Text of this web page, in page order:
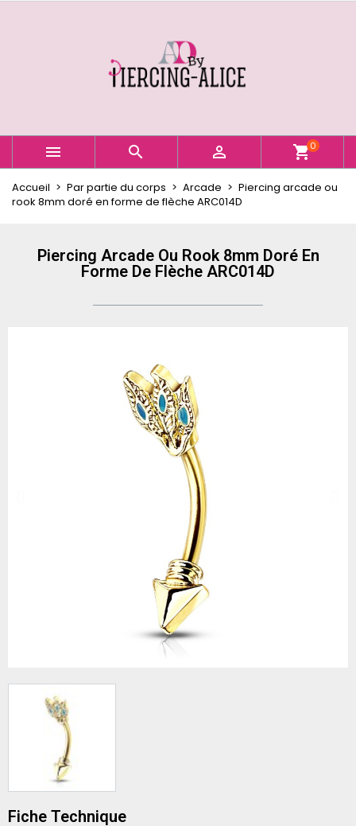
   shopping_cart0
Accueil Par partie du corps Arcade
Piercing arcade ou
rook 8mm doré en forme de flèche ARC014D
Piercing Arcade Ou Rook 8mm Doré En
Forme De Flèche ARC014D
Fiche Technique
Créer une nouvelle liste
Nom de la liste d'envies
Annuler Créer une liste d'envies
Vous devez être connecté pour ajouter des produits
à votre liste d'envies.
Annuler Connexion